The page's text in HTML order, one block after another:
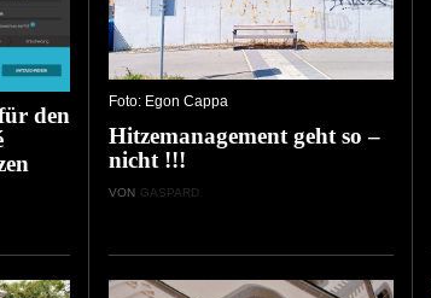
den
Foto: Egon Cappa
Hitzemanagement geht so –
nicht !!!
VON GASPARD